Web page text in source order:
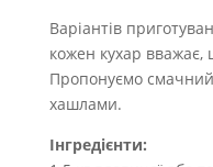
Варіантів
кожен кухар
Пропонуємо
хашлами.
Інгредієнти: